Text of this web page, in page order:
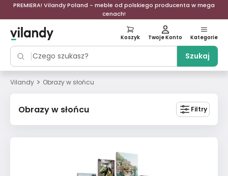
PREMIERA! Vilandy Poland - meble od polskiego producenta w mega
cenach!
Szukaj
Koszyk Twoje Konto Kategorie
Vilandy > Obrazy w słońcu
Obrazy w słońcu Filtry